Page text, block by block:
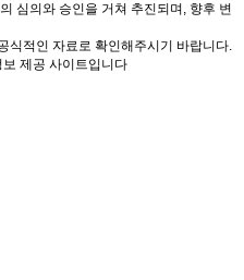
심의와 승인을 거쳐 추진되며, 향후 변
식적인 자료로 확인해주시기 바랍니다.
제공 사이트입니다